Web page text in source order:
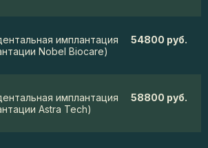
имплантация
Nobel Biocare)
54800 руб.
имплантация
Astra Tech)
58800 руб.